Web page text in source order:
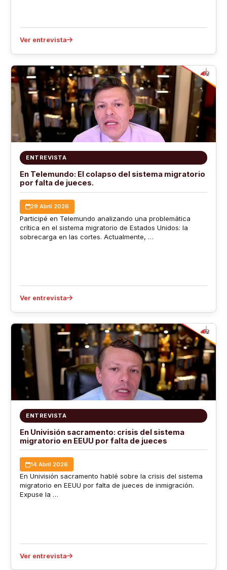
Ver entrevista
ENTREVISTA
En Telemundo: El colapso del sistema migratorio
por falta de jueces.
29 Abril 2026
Participé en Telemundo analizando una problemática
crítica en el sistema migratorio de Estados Unidos: la
sobrecarga en las cortes. Actualmente, …
Ver entrevista
ENTREVISTA
En Univisión sacramento: crisis del sistema
migratorio en EEUU por falta de jueces
14 Abril 2026
En Univisión sacramento hablé sobre la crisis del sistema
migratorio en EEUU por falta de jueces de inmigración.
Expuse la …
Ver entrevista